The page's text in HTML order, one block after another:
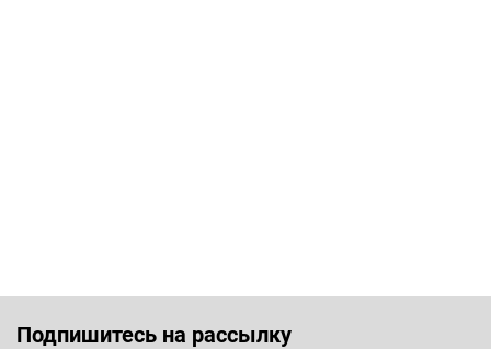
Подпишитесь на рассылку